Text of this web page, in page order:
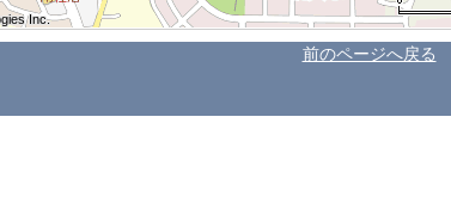
Inc.
Inc.
Inc.
Inc.
Inc.
Inc.
Inc.
Inc.
Inc.
前のページへ戻る